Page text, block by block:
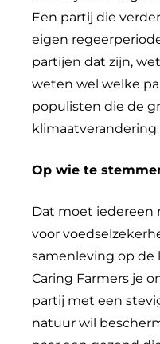
Een partij die
eigen
partijen dat zijn,
weten wel welke
populisten die de
Op wie te
Dat moet iedereen
voor
samenleving op de
Caring Farmers je
partij met een
natuur wil